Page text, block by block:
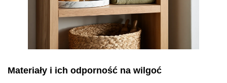
Materiały i ich odporność na wilgoć